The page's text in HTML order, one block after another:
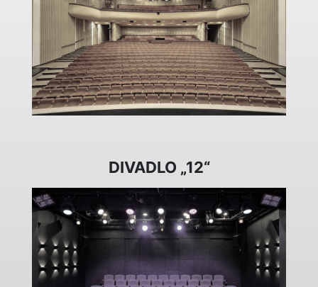
DIVADLO „12“